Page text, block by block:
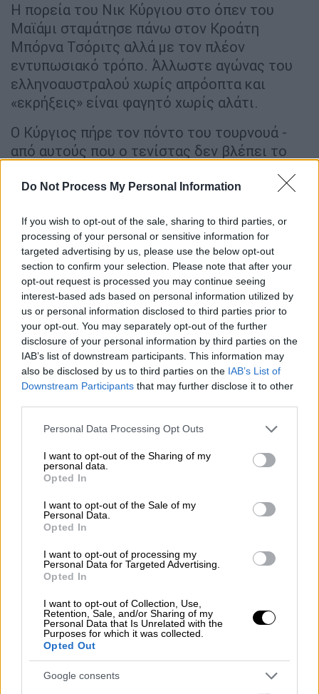
Do Not Process My Personal Information
If you wish to opt-out of the sale, sharing to third parties, or
processing of your personal or sensitive information for
targeted advertising by us, please use the below opt-out
section to confirm your selection. Please note that after your
opt-out request is processed you may continue seeing
interest-based ads based on personal information utilized by
us or personal information disclosed to third parties prior to
your opt-out. You may separately opt-out of the further
disclosure of your personal information by third parties on the
IAB’s list of downstream participants. This information may
also be disclosed by us to third parties on the IAB’s List of
Downstream Participants that may further disclose it to other
Please note that this website/app uses one or more Google
not limited to your visit or usage behaviour. You may click to
grant or deny consent to Google and its third-party tags to
use your data for below specified purposes in below Google
consent section.
Personal Data Processing Opt Outs
I want to opt-out of the Sharing of my
personal data.
Opted In
I want to opt-out of the Sale of my
Personal Data.
Opted In
I want to opt-out of processing my
Personal Data for Targeted Advertising.
Opted In
I want to opt-out of Collection, Use,
Retention, Sale, and/or Sharing of my
Personal Data that Is Unrelated with the
Purposes for which it was collected.
Opted Out
Google consents
H πορεία του Νικ Κύργιου στο όπεν του
Μαϊάμι σταμάτησε πάνω στον Κροάτη
Μπόρνα Τσόριτς αλλά με τον πλέον
εντυπωσιακό τρόπο. Άλλωστε αγώνας του
ελληνοαυστραλού χωρίς απρόοπτα και
«εκρήξεις» είναι φαγητό χωρίς αλάτι.
Ο Κύργιος πήρε τον πόντο του τουρνουά -
από αυτούς που ο τενίστας δεν βλέπει το
αντίπαλο τερέν και αποκαλείται no look -
δείχνοντας ένα δείγμα από το μεγάλο
Δείτε τον απίθανο πόντο...
video
Ανέτρεψε το 1ο σετ ενώ έχανε με μεγάλη
διαφορά αλλά έχασε τον αγώνα 4-6 6-3 6-2
όταν άρχισε να δίνει μάχη με τον κακό του
εαυτό του.
Τα έβαλε με τον διαιτητή, έσπασε δύο
ρακέτες και μάλιστα την πρώτη την έδωσε
σε έναν έφηβο που παρακολουθούσε τον
φανέλα των Μπόστον Σέλτικς. Την δεύτερη
φορά εξύβρισε έναν θεατή όταν του φώναξε
«παίξε λίγο τένις».
https://twitter.com/ESPNAusNZ/status/